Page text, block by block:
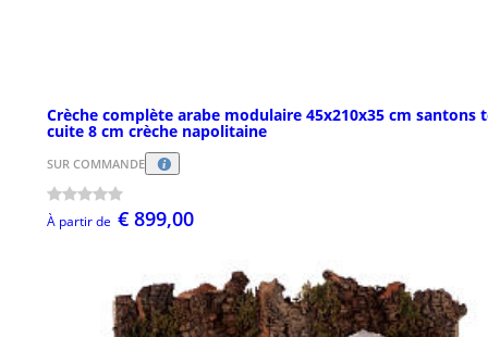
Crèche complète arabe modulaire 45x210x35 cm santons
cuite 8 cm crèche napolitaine
SUR COMMANDE
À partir de € 899,00